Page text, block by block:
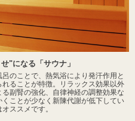
"になる「サウナ」
のことで、熱気浴により発汗作用と
ることが特徴。リラックス効果以外
副腎の強化、自律神経の調整効果な
ことが少なく新陳代謝が低下してい
ススメです。